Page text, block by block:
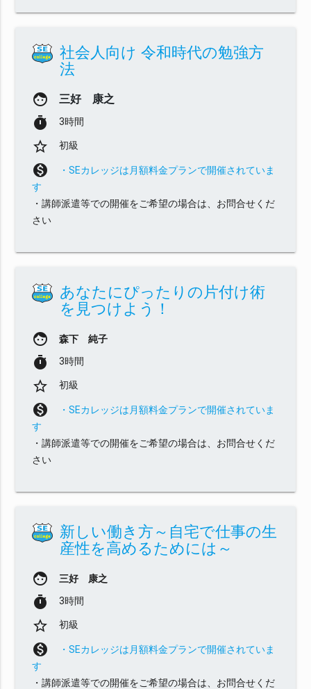
社会人向け 令和時代の勉強方
法
face 三好 康之
timer 3時間
star_border 初級
monetization_on
・SEカレッジは月額料金プランで開催されていま
す
・講師派遣等での開催をご希望の場合は、お問合せくだ
さい
あなたにぴったりの片付け術
を見つけよう！
face 森下 純子
timer 3時間
star_border 初級
monetization_on
・SEカレッジは月額料金プランで開催されていま
す
・講師派遣等での開催をご希望の場合は、お問合せくだ
さい
新しい働き方～自宅で仕事の生
産性を高めるためには～
face 三好 康之
timer 3時間
star_border 初級
monetization_on
・SEカレッジは月額料金プランで開催されていま
す
・講師派遣等での開催をご希望の場合は、お問合せくだ